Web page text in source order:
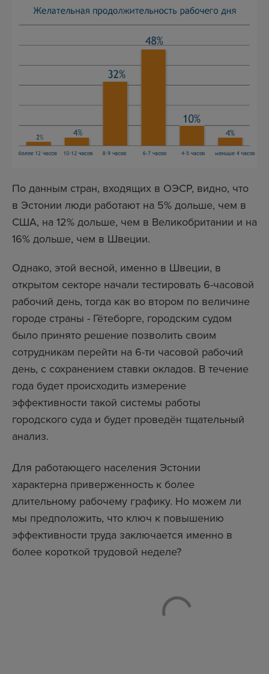
По данным стран, входящих в ОЭСР, видно, что
в Эстонии люди работают на 5% дольше, чем в
США, на 12% дольше, чем в Великобритании и на
16% дольше, чем в Швеции.
Однако, этой весной, именно в Швеции, в
открытом секторе начали тестировать 6-часовой
рабочий день, тогда как во втором по величине
городе страны - Гётеборге, городским судом
было принято решение позволить своим
сотрудникам перейти на 6-ти часовой рабочий
день, с сохранением ставки окладов. В течение
года будет происходить измерение
эффективности такой системы работы
городского суда и будет проведён тщательный
анализ.
Для работающего населения Эстонии
характерна приверженность к более
длительному рабочему графику. Но можем ли
мы предположить, что ключ к повышению
эффективности труда заключается именно в
более короткой трудовой неделе?